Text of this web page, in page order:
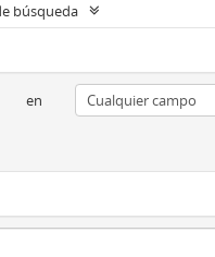
búsqueda
en